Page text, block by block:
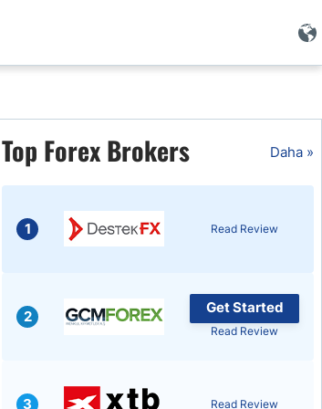
Top Forex Brokers Daha »
1 Read Review
2
Get Started
Read Review
3 Read Review